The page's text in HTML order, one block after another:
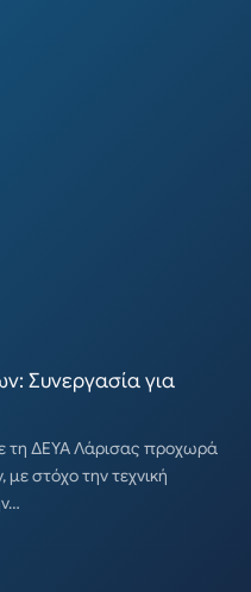
Συνεργασία για
τη ΔΕΥΑ Λάρισας προχωρά
στόχο την τεχνική